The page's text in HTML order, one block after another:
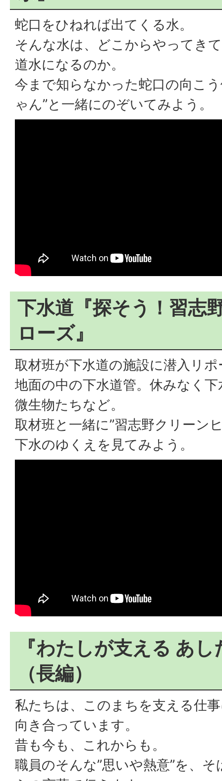
蛇口をひねれば出てくる水。
そんな水は、どこからやってき
道水になるのか。
今まで知らなかった蛇口の向こ
ゃん”と一緒にのぞいてみよう。
下水道『探そう！習志
ローズ』
取材班が下水道の施設に潜入リポ
地面の中の下水道管。休みなく
微生物たちなど。
取材班と一緒に”習志野クリーン
下水のゆくえを見てみよう。
『わたしが支える あ
（長編）
私たちは、このまちを支える仕
向き合っています。
昔も今も、これからも。
職員のそんな”思いや熱意”を、